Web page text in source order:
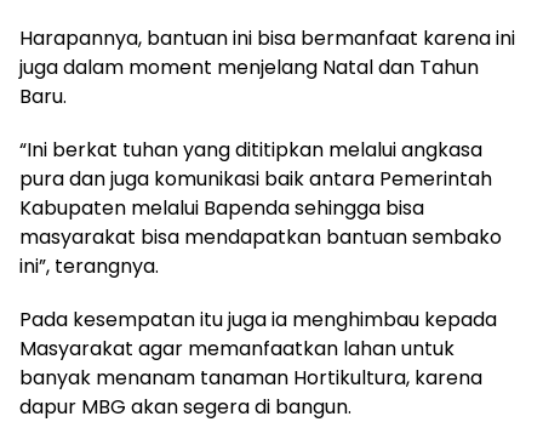
Harapannya, bantuan ini bisa bermanfaat karena ini
juga dalam moment menjelang Natal dan Tahun
Baru.
“Ini berkat tuhan yang dititipkan melalui angkasa
pura dan juga komunikasi baik antara Pemerintah
Kabupaten melalui Bapenda sehingga bisa
masyarakat bisa mendapatkan bantuan sembako
ini”, terangnya.
Pada kesempatan itu juga ia menghimbau kepada
Masyarakat agar memanfaatkan lahan untuk
banyak menanam tanaman Hortikultura, karena
dapur MBG akan segera di bangun.